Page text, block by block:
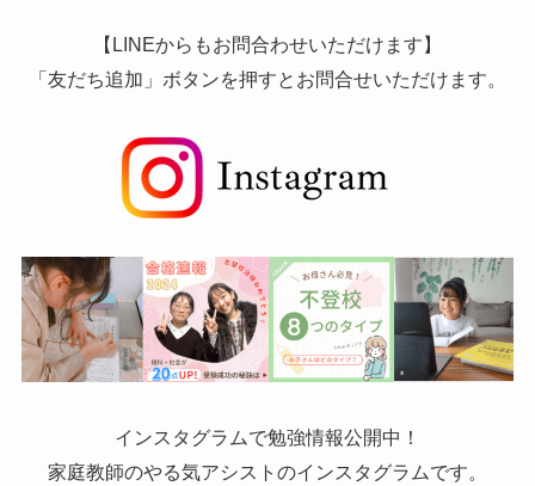
【LINEからもお問合わせいただけます】
「友だち追加」ボタンを押すとお問合せいただけます。
インスタグラムで勉強情報公開中！
家庭教師のやる気アシストのインスタグラムです。